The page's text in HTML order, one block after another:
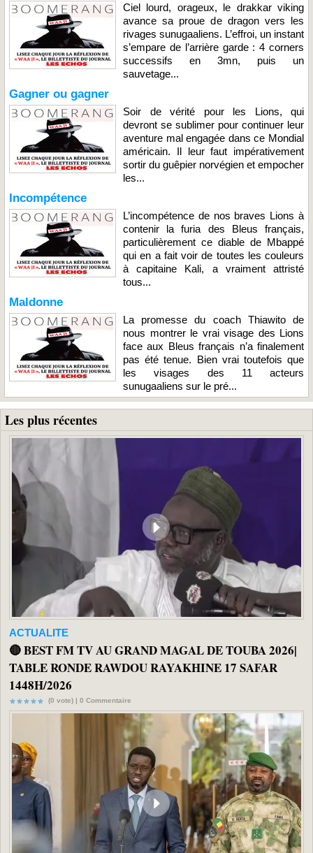
Ciel lourd, orageux, le drakkar viking
avance sa proue de dragon vers les
rivages sunugaaliens. L’effroi, un instant
s’empare de l’arrière garde : 4 corners
successifs en 3mn, puis un
sauvetage...
Gagner ou gagner
Soir de vérité pour les Lions, qui
devront se sublimer pour continuer leur
aventure mal engagée dans ce Mondial
américain. Il leur faut impérativement
sortir du guêpier norvégien et empocher
les...
Incompétence
L’incompétence de nos braves Lions à
contenir la furia des Bleus français,
particulièrement ce diable de Mbappé
qui en a fait voir de toutes les couleurs
à capitaine Kali, a vraiment attristé
tous...
Maldonne
La promesse du coach Thiawito de
nous montrer le vrai visage des Lions
face aux Bleus français n’a finalement
pas été tenue. Bien vrai toutefois que
les visages des 11 acteurs
sunugaaliens sur le pré...
Les plus récentes
ACTUALITE
🔴 BEST FM TV AU GRAND MAGAL DE TOUBA 2026|
TABLE RONDE RAWDOU RAYAKHINE 17 SAFAR
1448H/2026
(0 vote) | 0 Commentaire